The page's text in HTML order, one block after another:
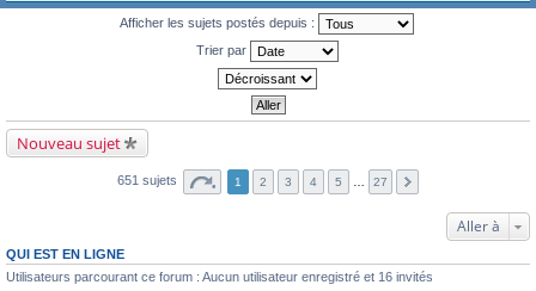
Afficher les sujets postés depuis :
Trier par
Nouveau sujet
651 sujets 1 2 3 4 5 27
Aller à
QUI EST EN LIGNE
Utilisateurs parcourant ce forum : Aucun utilisateur enregistré et 16 invités